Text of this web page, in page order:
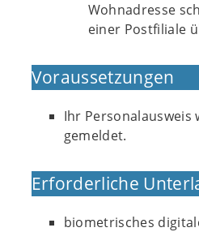
Wohnadresse
einer Postfiliale
Voraussetzungen
Ihr Personalausweis
gemeldet.
Erforderliche
biometrisches